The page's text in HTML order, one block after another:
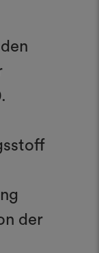
der